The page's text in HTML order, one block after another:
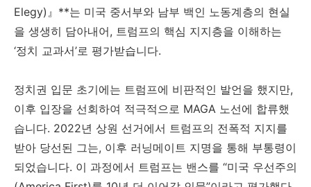
Elegy)』**는 미국 중서부와 남부 백인 노동계층의 현실
을 생생히 담아내어, 트럼프의 핵심 지지층을 이해하는
‘정치 교과서’로 평가받습니다.
정치권 입문 초기에는 트럼프에 비판적인 발언을 했지만,
이후 입장을 선회하여 적극적으로 MAGA 노선에 합류했
습니다. 2022년 상원 선거에서 트럼프의 전폭적 지지를
받아 당선된 그는, 이후 러닝메이트 지명을 통해 부통령이
되었습니다. 이 과정에서 트럼프는 밴스를 “미국 우선주의